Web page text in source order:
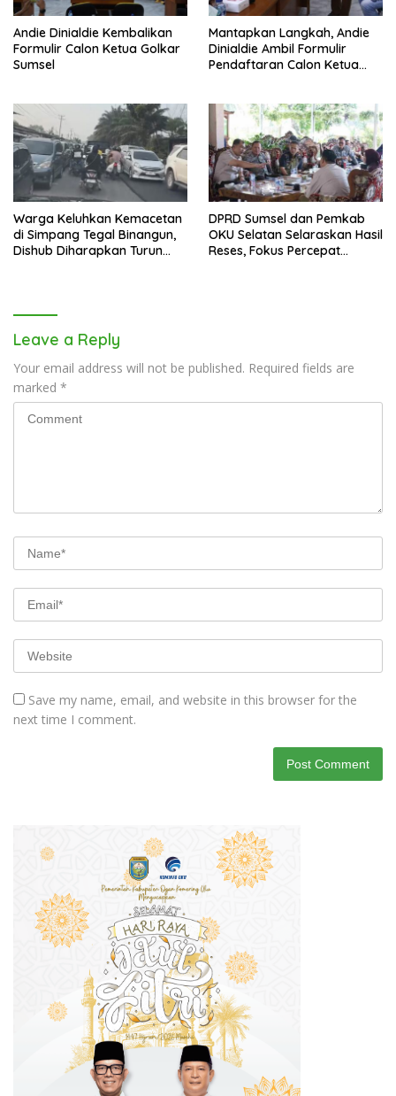
Andie Dinialdie Kembalikan
Formulir Calon Ketua Golkar
Sumsel
Mantapkan Langkah, Andie
Dinialdie Ambil Formulir
Pendaftaran Calon Ketua
Warga Keluhkan Kemacetan
di Simpang Tegal Binangun,
Dishub Diharapkan Turun
DPRD Sumsel dan Pemkab
OKU Selatan Selaraskan Hasil
Reses, Fokus Percepat
Leave a Reply
Your email address will not be published. Required fields are
marked *
Save my name, email, and website in this browser for the
next time I comment.